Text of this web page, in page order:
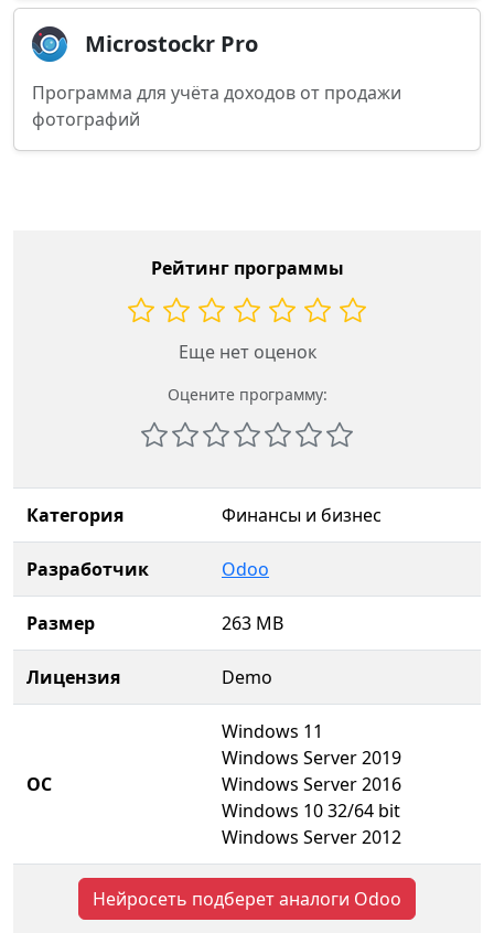
Microstockr Pro
Программа для учёта доходов от продажи
фотографий
Рейтинг программы
Еще нет оценок
Оцените программу:
Категория Финансы и бизнес
Разработчик Odoo
Размер 263 MB
Лицензия Demo
ОС
Windows 11
Windows Server 2019
Windows Server 2016
Windows 10 32/64 bit
Windows Server 2012
Нейросеть подберет аналоги Odoo